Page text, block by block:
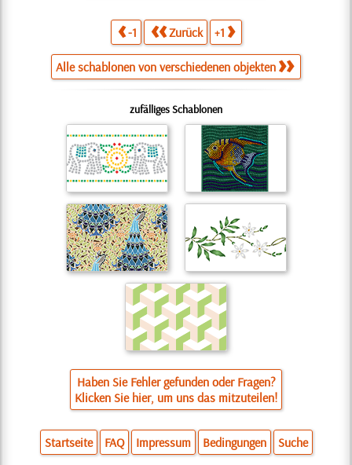
-1 Zurück +1
Alle schablonen von verschiedenen objekten
zufälliges Schablonen
Haben Sie Fehler gefunden oder Fragen?
Klicken Sie hier, um uns das mitzuteilen!
Startseite FAQ Impressum Bedingungen Suche